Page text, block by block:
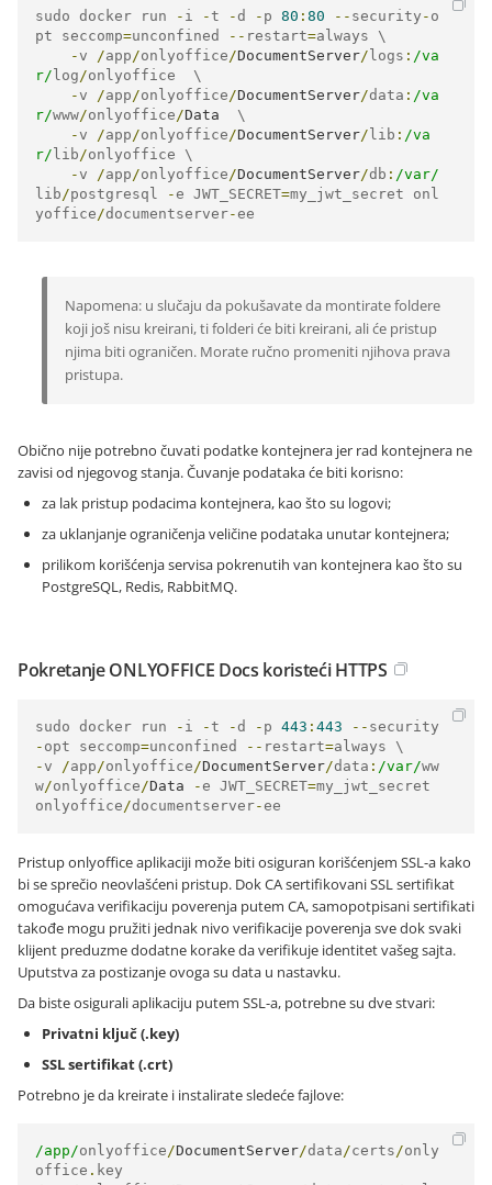
sudo docker run - i -t -d - p 80 : 80 -- security - o
pt seccomp=unconfined -- restart=always \
-v /app/onlyoffice/DocumentServer/ logs : /va
r/ log/onlyoffice  \
-v /app/onlyoffice/DocumentServer/data : /va
r/www/onlyoffice/Data
  \
-v /app/onlyoffice/DocumentServer/ lib : /va
r/ lib/onlyoffice \
-v /app/onlyoffice/DocumentServer/db : /var/
lib/postgresql -e JWT_SECRET=my_jwt_secret onl
yoffice/documentserver-ee
Napomena: u slučaju da pokušavate da montirate foldere
koji još nisu kreirani, ti folderi će biti kreirani, ali će pristup
njima biti ograničen. Morate ručno promeniti njihova prava
pristupa.
Obično nije potrebno čuvati podatke kontejnera jer rad kontejnera ne
zavisi od njegovog stanja. Čuvanje podataka će biti korisno:
za lak pristup podacima kontejnera, kao što su logovi;
za uklanjanje ograničenja veličine podataka unutar kontejnera;
prilikom korišćenja servisa pokrenutih van kontejnera kao što su
PostgreSQL, Redis, RabbitMQ.
Pokretanje ONLYOFFICE Docs koristeći HTTPS
sudo docker run - i -t -d - p 443 : 443 -- security
- opt seccomp=unconfined -- restart=
-v /app/onlyoffice/DocumentServer/data : /var/ww
w/onlyoffice/Data -e JWT_SECRET=my_jwt_secret
onlyoffice/documentserver-ee
Pristup onlyoffice aplikaciji može biti osiguran korišćenjem SSL-a kako
bi se sprečio neovlašćeni pristup. Dok CA sertifikovani SSL sertifikat
omogućava verifikaciju poverenja putem CA, samopotpisani sertifikati
takođe mogu pružiti jednak nivo verifikacije poverenja sve dok svaki
klijent preduzme dodatne korake da verifikuje identitet vašeg sajta.
Uputstva za postizanje ovoga su data u nastavku.
Da biste osigurali aplikaciju putem SSL-a, potrebne su dve stvari:
Privatni ključ (.key)
SSL sertifikat (.crt)
Potrebno je da kreirate i instalirate sledeće fajlove:
/app/onlyoffice/DocumentServer/data/certs/only
office .